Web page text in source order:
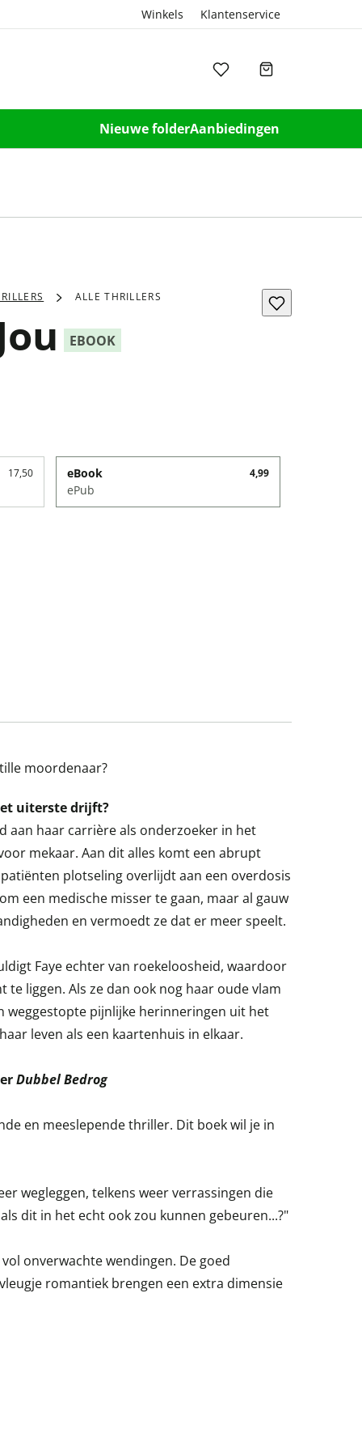
Winkels Klantenservice
Nieuwe folderAanbiedingen
ALLE THRILLERS
EBOOK
17,50 eBook 4,99
ePub
moordenaar?
uiterste drijft?
aan haar carrière als onderzoeker in het
mekaar. Aan dit alles komt een abrupt
plotseling overlijdt aan een overdosis
een medische misser te gaan, maar al gauw
en vermoedt ze dat er meer speelt.
Faye echter van roekeloosheid, waardoor
te liggen. Als ze dan ook nog haar oude vlam
weggestopte pijnlijke herinneringen uit het
leven als een kaartenhuis in elkaar.
Dubbel Bedrog
en meeslepende thriller. Dit boek wil je in
wegleggen, telkens weer verrassingen die
dit in het echt ook zou kunnen gebeuren...?"
onverwachte wendingen. De goed
romantiek brengen een extra dimensie